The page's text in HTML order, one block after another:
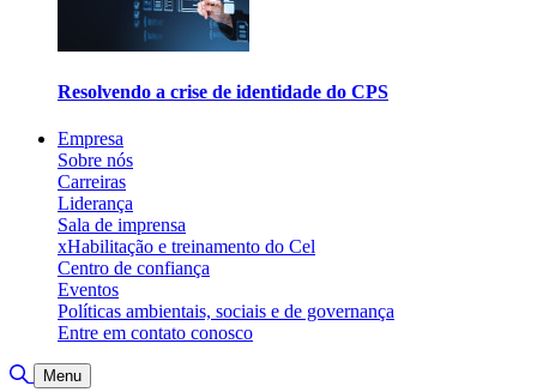
Resolvendo a crise de identidade do CPS
Empresa
Sobre nós
Carreiras
Liderança
Sala de imprensa
xHabilitação e treinamento do Cel
Centro de confiança
Eventos
Políticas ambientais, sociais e de governança
Entre em contato conosco
Alternar pesquisa
Menu